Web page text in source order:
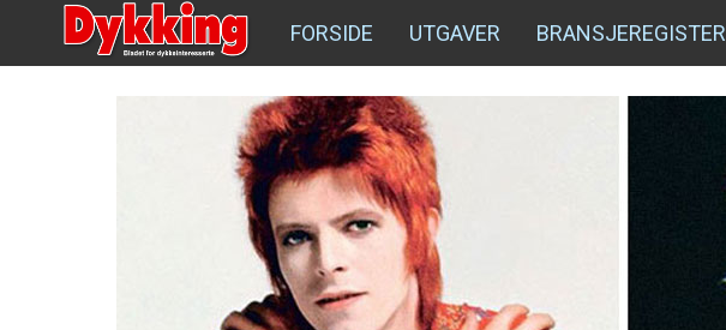
FORSIDE UTGAVER BRANSJEREGISTER